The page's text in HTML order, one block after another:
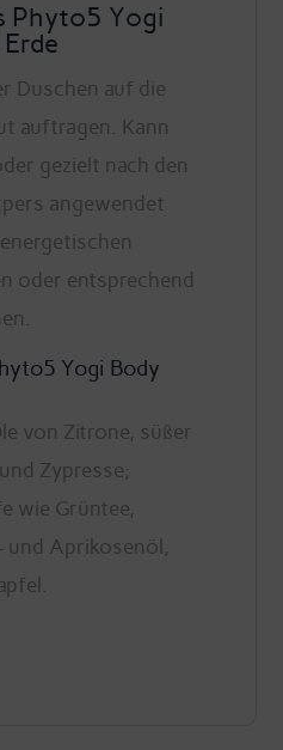
Phyto5 Yogi
Duschen auf die
auftragen. Kann
gezielt nach den
angewendet
oder entsprechend
Yogi Body
von Zitrone, süßer
Zypresse;
wie Grüntee,
und Aprikosenöl,